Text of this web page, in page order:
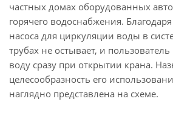
частных домах оборудованных
горячего водоснабжения.
насоса для циркуляции воды в
трубах не остывает, и
воду сразу при открытии крана.
целесообразность его
наглядно представлена на схеме.